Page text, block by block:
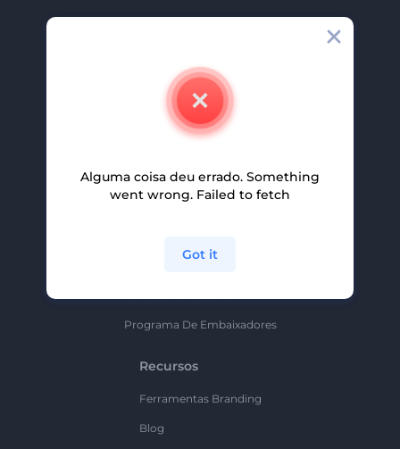
Contate-Nos
Carreiras
Programa De Afiliados
Programa De Embaixadores
Recursos
Ferramentas Branding
Blog
Alguma coisa deu errado. Something
went wrong. Failed to fetch
Got it